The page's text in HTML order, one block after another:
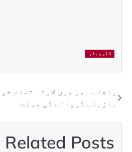
کاروبار
پنجاب بھر میں لاپتہ تمام
بازیاب کروانے کی مہلت
Related Posts